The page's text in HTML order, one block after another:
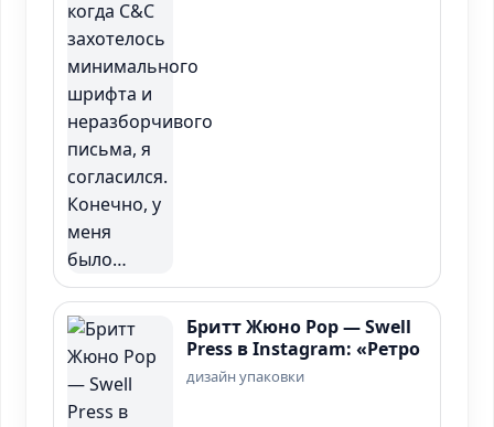
Бритт Жюно Рор — Swell
Press в Instagram: «Ретро
дизайн упаковки